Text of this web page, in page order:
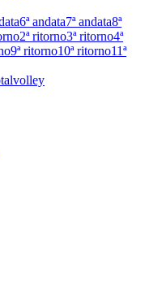
6ª andata7ª andata8ª
2ª ritorno3ª ritorno4ª
9ª ritorno10ª ritorno11ª